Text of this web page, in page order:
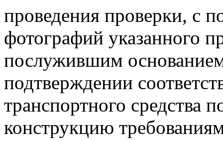
проведения проверки, с
фотографий указанного
послужившим
подтверждении
транспортного средства
конструкцию